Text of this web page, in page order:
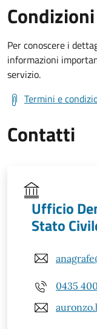
Per conoscere i
informazioni
servizio.
Termini e
Contatti
Ufficio
Stato
0435